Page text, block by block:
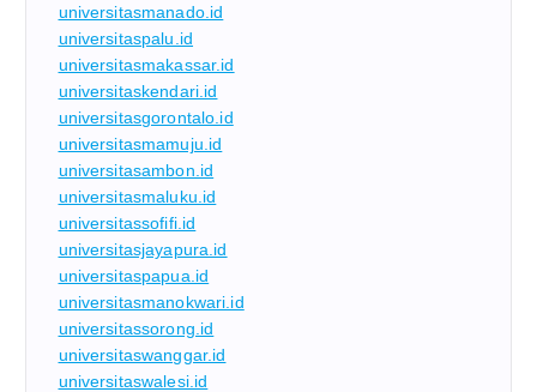
universitasmanado.id
universitaspalu.id
universitasmakassar.id
universitaskendari.id
universitasgorontalo.id
universitasmamuju.id
universitasambon.id
universitasmaluku.id
universitassofifi.id
universitasjayapura.id
universitaspapua.id
universitasmanokwari.id
universitassorong.id
universitaswanggar.id
universitaswalesi.id